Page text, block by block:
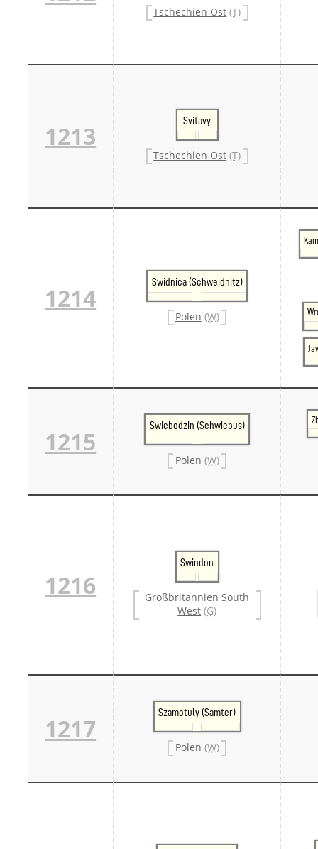
Tschechien Ost (T)
1213
Svitavy
Tschechien Ost (T)
1214
Swidnica (Schweidnitz)
Polen (W)
1215
Swiebodzin (Schwiebus)
Polen (W)
1216
Swindon
Großbritannien South
West (G)
1217
Szamotuly (Samter)
Polen (W)